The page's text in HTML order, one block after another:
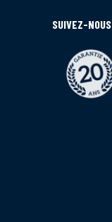
SUIVEZ-NOUS